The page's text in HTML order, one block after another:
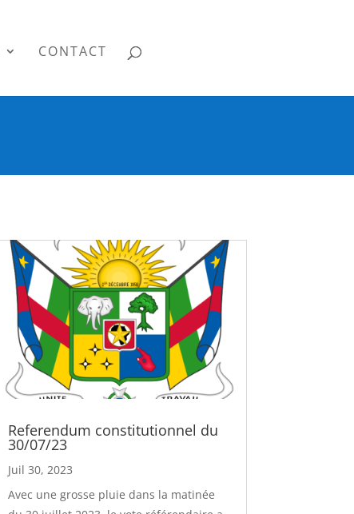
CONTACT
Referendum constitutionnel du
30/07/23
Juil 30, 2023
Avec une grosse pluie dans la matinée